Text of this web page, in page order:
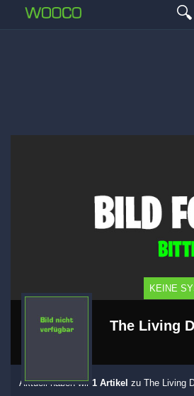
🔍
KEINE
The Living
Aktuell haben wir 1 Artikel zu The Living